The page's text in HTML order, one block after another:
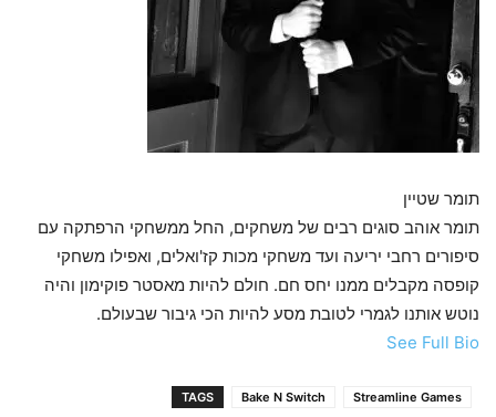
תומר שטיין
תומר אוהב סוגים רבים של משחקים, החל ממשחקי הרפתקה עם
סיפורים רחבי יריעה ועד משחקי מכות קז'ואלים, ואפילו משחקי
קופסה מקבלים ממנו יחס חם. חולם להיות מאסטר פוקימון והיה
נוטש אותנו לגמרי לטובת מסע להיות הכי גיבור שבעולם.
See Full Bio
TAGS Bake N Switch Streamline Games